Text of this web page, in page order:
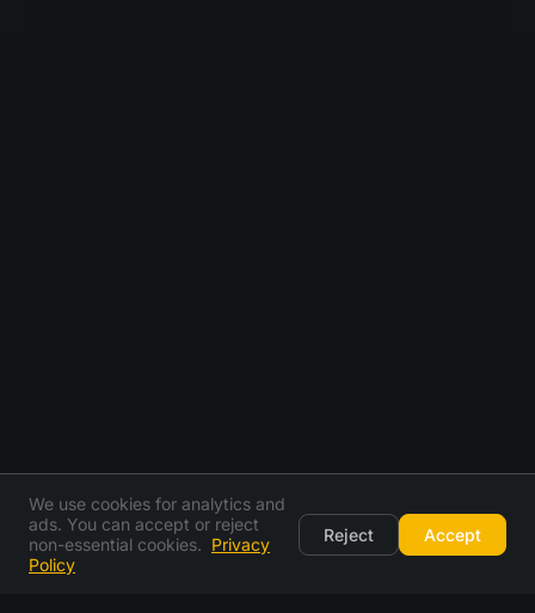
We use cookies for analytics and
ads. You can accept or reject
non-essential cookies. Privacy
Policy
Reject Accept